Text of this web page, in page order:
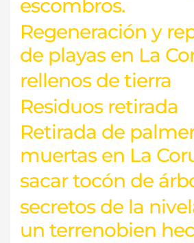
escombros.
Regeneración y
de playas en La
rellenos de tierra
Residuos retirada
Retirada de
muertas en La
sacar tocón de
secretos de la
un terrenobien